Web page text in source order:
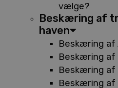
vælge?
Beskæring af
haven
Beskæring
Beskæring
Beskæring
Beskæring